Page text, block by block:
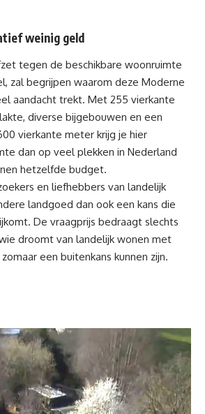
weinig geld
tegen de beschikbare woonruimte
zal begrijpen waarom deze Moderne
aandacht trekt. Met 255 vierkante
diverse bijgebouwen en een
vierkante meter krijg je hier
dan op veel plekken in Nederland
hetzelfde budget.
en liefhebbers van landelijk
landgoed dan ook een kans die
De vraagprijs bedraagt slechts
droomt van landelijk wonen met
een buitenkans kunnen zijn.